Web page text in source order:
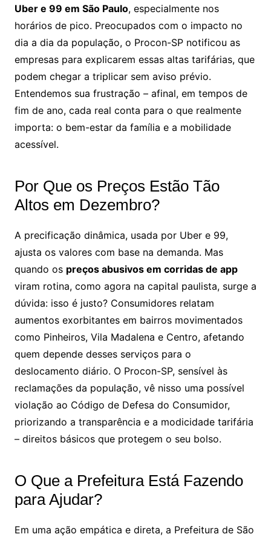
Uber e 99 em São Paulo, especialmente nos
horários de pico. Preocupados com o impacto no
dia a dia da população, o Procon-SP notificou as
empresas para explicarem essas altas tarifárias, que
podem chegar a triplicar sem aviso prévio.
Entendemos sua frustração – afinal, em tempos de
fim de ano, cada real conta para o que realmente
importa: o bem-estar da família e a mobilidade
acessível.
Por Que os Preços Estão Tão
Altos em Dezembro?
A precificação dinâmica, usada por Uber e 99,
ajusta os valores com base na demanda. Mas
quando os preços abusivos em corridas de app
viram rotina, como agora na capital paulista, surge a
dúvida: isso é justo? Consumidores relatam
aumentos exorbitantes em bairros movimentados
como Pinheiros, Vila Madalena e Centro, afetando
quem depende desses serviços para o
deslocamento diário. O Procon-SP, sensível às
reclamações da população, vê nisso uma possível
violação ao Código de Defesa do Consumidor,
priorizando a transparência e a modicidade tarifária
– direitos básicos que protegem o seu bolso.
O Que a Prefeitura Está Fazendo
para Ajudar?
Em uma ação empática e direta, a Prefeitura de São